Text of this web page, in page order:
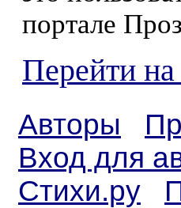
портале
Перейти
Авторы
Вход для
Стихи.ру